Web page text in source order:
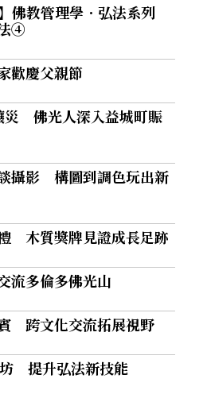
佛教管理學．弘法系列
④
歡慶父親節
災 佛光人深入益城町賑
攝影 構圖到調色玩出新
木質獎牌見證成長足跡
流多倫多佛光山
跨文化交流拓展視野
提升弘法新技能